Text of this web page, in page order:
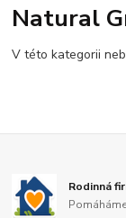
Natural
V této kategorii
Rodinná